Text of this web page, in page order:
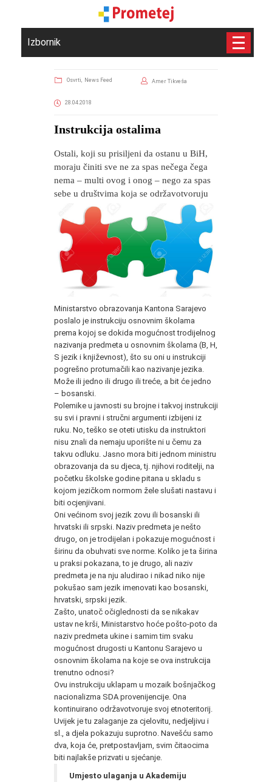
Izbornik
Osvrti, News Feed Amer Tikveša
28.04.2018
Instrukcija ostalima
Ostali, koji su prisiljeni da ostanu u BiH,
moraju činiti sve ne za spas nečega čega
nema – multi ovog i onog – nego za spas
sebe u društvima koja se održavotvoruju
Ministarstvo obrazovanja Kantona Sarajevo
poslalo je instrukciju osnovnim školama
prema kojoj se dokida mogućnost trodijelnog
nazivanja predmeta u osnovnim školama (B, H,
S jezik i književnost), što su oni u instrukciji
pogrešno protumačili kao nazivanje jezika.
Može ili jedno ili drugo ili treće, a bit će jedno
– bosanski.
Polemike u javnosti su brojne i takvoj instrukciji
su svi i pravni i stručni argumenti izbijeni iz
ruku. No, teško se oteti utisku da instruktori
nisu znali da nemaju uporište ni u čemu za
takvu odluku. Jasno mora biti jednom ministru
obrazovanja da su djeca, tj. njihovi roditelji, na
početku školske godine pitana u skladu s
kojom jezičkom normom žele slušati nastavu i
biti ocjenjivani.
Oni većinom svoj jezik zovu ili bosanski ili
hrvatski ili srpski. Naziv predmeta je nešto
drugo, on je trodijelan i pokazuje mogućnost i
širinu da obuhvati sve norme. Koliko je ta širina
u praksi pokazana, to je drugo, ali naziv
predmeta je na nju aludirao i nikad niko nije
pokušao sam jezik imenovati kao bosanski,
hrvatski, srpski jezik.
Zašto, unatoč očiglednosti da se nikakav
ustav ne krši, Ministarstvo hoće pošto-poto da
naziv predmeta ukine i samim tim svaku
mogućnost drugosti u Kantonu Sarajevo u
osnovnim školama na koje se ova instrukcija
trenutno odnosi?
Ovu instrukciju uklapam u mozaik bošnjačkog
nacionalizma SDA provenijencije. Ona
kontinuirano održavotvoruje svoj etnoteritorij.
Uvijek je tu zalaganje za cjelovitu, nedjeljivu i
sl., a djela pokazuju suprotno. Navešću samo
dva, koja će, pretpostavljam, svim čitaocima
biti najlakše prizvati u sjećanje.
Umjesto ulaganja u Akademiju